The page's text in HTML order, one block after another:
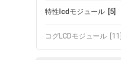
特性lcdモジュール [5]
コグLCDモジュール [11]